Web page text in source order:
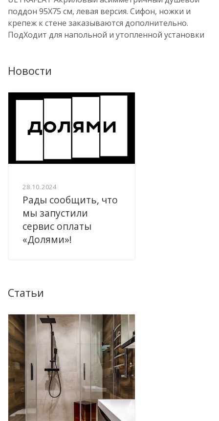
поддон 95X75 см, левая версия. Сифон, ножки и
крепеж к стене заказываются дополнительно.
ПодXодит для напольной и утопленной установки
Новости
28.10.2024
Рады сообщить, что
мы запустили
сервис оплаты
«Долями»!
Статьи